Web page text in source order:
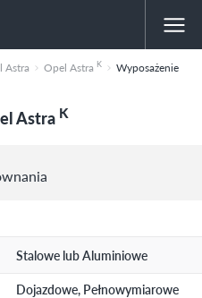
Astra Opel Astra K Wyposażenie
Astra K
Stalowe lub Aluminiowe
Dojazdowe, Pełnowymiarowe